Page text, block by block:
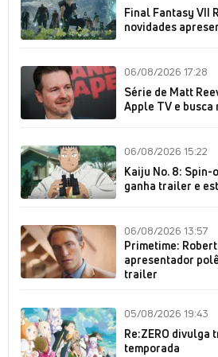
Final Fantasy VII
novidades
06/08/2026 17:28
Série de Matt
Apple TV e
06/08/2026 15:22
Kaiju No. 8: Spin-
ganha trailer e
06/08/2026 13:57
Primetime:
apresentador
trailer
05/08/2026 19:43
Re:ZERO divulga
temporada